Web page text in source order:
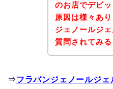
のお店でデビ
原因は様々あ
ジェノールジ
質問されてみる
⇒フラバンジェノールジ